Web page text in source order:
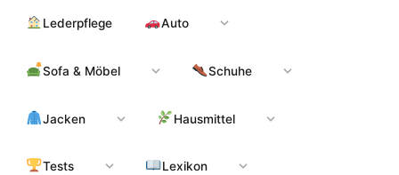
Inhalt
Lederpflege Auto
Sofa & Möbel Schuhe
Jacken Hausmittel
Tests Lexikon